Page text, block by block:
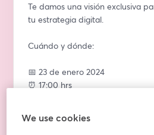
Te damos una visión exclusiva
tu estrategia digital.
Cuándo y dónde:
📅 23 de enero 2024
⏰ 17:00 hrs
Qué esperarte:
We use cookies